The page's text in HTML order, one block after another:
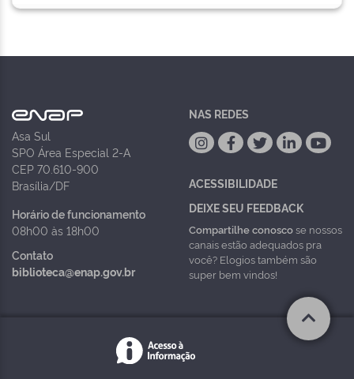
Asa Sul
SPO Área Especial 2-A
CEP 70.610-900
Brasília/DF
Horário de funcionamento
08h00 às 18h00
Contato
biblioteca@enap.gov.br
NAS REDES
ACESSIBILIDADE
DEIXE SEU FEEDBACK
Compartilhe conoscose nossos
canais estão adequados pra
você? Elogios também são
super bem vindos!